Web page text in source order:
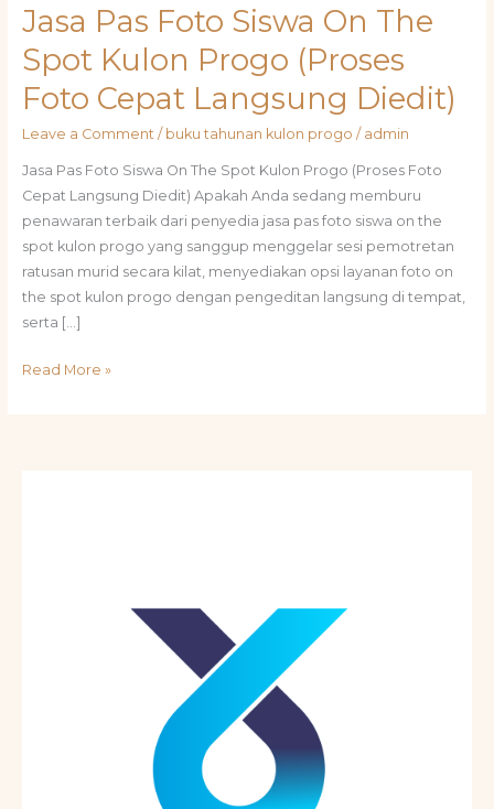
Jasa Pas Foto Siswa On The
Spot Kulon Progo (Proses
Foto Cepat Langsung Diedit)
Leave a Comment / buku tahunan kulon progo / admin
Jasa Pas Foto Siswa On The Spot Kulon Progo (Proses Foto
Cepat Langsung Diedit) Apakah Anda sedang memburu
penawaran terbaik dari penyedia jasa pas foto siswa on the
spot kulon progo yang sanggup menggelar sesi pemotretan
ratusan murid secara kilat, menyediakan opsi layanan foto on
the spot kulon progo dengan pengeditan langsung di tempat,
serta […]
Read More »